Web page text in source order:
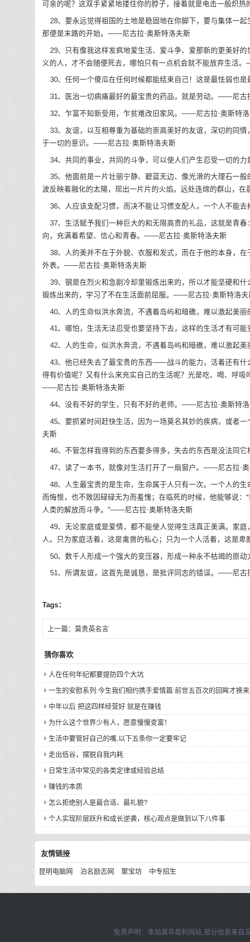
可亲的呢？这双手紧紧地搂住你的脖子，接着就是电击一般炽
28、要永远觉得祖国的土地是稳固地在你脚下，要与集体一起
那便是末路的开始。——尼古拉·奥斯特洛夫斯
29、只有像我这样发疯地爱生活、爱斗争、爱那新的更美好
义的人，才不会随便死去，哪怕只有一点机会就不能放弃生活
30、任何一个傻瓜在任何时候都能结束自己！这是最怯弱也
31、医治一切病痛最好的最宝贵的药品，就是劳动。——尼古
32、乍富不知新受用，乍贫难改旧家风。——尼古拉·奥斯特洛
33、友谊，以互相尊重为基础的崇高美好的友谊，深切的同
于一切的意识。——尼古拉·奥斯特洛夫斯
34、共同的事业，共同的斗争，可以使人们产生忍受一切的
35、他面前是一片壮丽宁静、碧蓝无边、像光滑的大理石一
波反映着融化的太陽，现出一片片的火焰。远处连绵的群山，
36、人应该支配习惯，而决不能让习惯支配人，一个人不能
37、生活赋予我们一种巨大的和无限高贵的礼品，这就是青
向，充满着希望、信心和青春。——尼古拉·奥斯特洛夫斯
38、人的美并不在于外貌、衣服和发式，而在于他的本身，
外表。——尼古拉·奥斯特洛夫斯
39、钢是在烈火和急剧冷却里锻炼出来的，所以才能坚硬和
锻炼出来的，学习了不在生活面前屈服。——尼古拉·奥斯特洛夫
40、人的生命似洪水奔流，不遇着岛屿和暗礁，难以激起美
41、哪怕，生活无法忍受也要坚持下去，这样的生活才有可
42、人的生命，似洪水奔流，不遇着岛屿和暗礁，难以激起
43、他已经失去了最宝贵的东西——战斗的能力，活着还有什
得有价值呢？又有什么来充实自己的生活呢？光是吃、喝、呼吸
——尼古拉·奥斯特洛夫斯
44、没有不好的学生，只有不好的老师。——尼古拉·奥斯特洛
45、要抓紧时间赶快生活，因为一场莫名其妙的疾病，或者
夫斯
46、不管怎样我得到的东西要多得多，失去的东西是没法同
47、读了一本书，就像对生活打开了一扇窗户。——尼古拉·奥
48、人生最宝贵的是生命，生命属于人只有一次。一个人的
而悔恨，也不致因碌碌无为而羞愧；在临死的时候，他能够说
人类的解放而斗争。”——尼古拉·奥斯特洛夫斯
49、无论家庭或是爱情，都不能使人觉得生活真正美满。家
人。只为家庭活着，这是禽兽的私心；只为一个人活着，这是
50、数千人形成一个强大的变压器，形成一种永不枯竭的原
51、所谓友谊，这首先是诚恳，是批评同志的错误。——尼古
Tags：
上一篇： 莫贵英名言
猜你喜欢
人在任何年纪都要提防四个大坑
一生的安慰系列:今生我们相约携手爱情篇:前世五百次的回眸才换
中年以后 把这四样经营好 就是在赚钱
为什么这个世界少有人，愿意慢慢变富！
生活中要管好自己的嘴,以下五条你一定要牢记
走出低谷，摆脱自我内耗
日常生活中常见的各类定律或经验总结
赚钱的本质
怎么拒绝别人是最合适、最礼貌?
个人实现阶层跃升和成长逆袭，核心观点是做到以下八件事
友情链接
昆明电脑网 泊名励志网 聚宝坊 中专招生
免责声明：本站属非盈利网站,部分信息来自